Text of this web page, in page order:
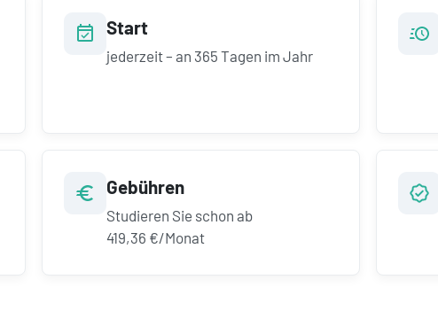
Start
jederzeit – an 365 Tagen im Jahr
Gebühren
Studieren Sie schon ab
419,36 €/Monat